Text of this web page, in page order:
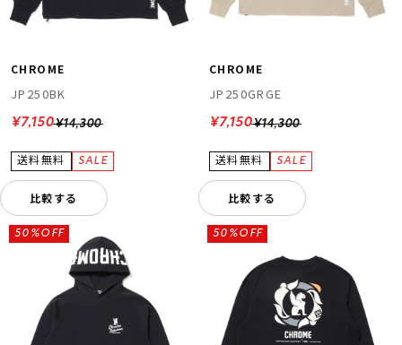
CHROME
JP250BK
¥14,300
¥7,150
比較する
CHROME
JP250GRGE
¥14,300
¥7,150
比較する
50%OFF 50%OFF